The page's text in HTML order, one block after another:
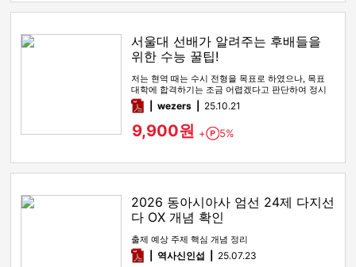
서울대 선배가 알려주는 후배들을
위한 수능 꿀팁!
저는 현역 때는 수시 전형을 목표로 하였으나, 목표
대학에 합격하기는 조금 어렵겠다고 판단하여 정시
전형을 노리며 재수를 시…
pdfwezers 25.10.21
9,900원 + Point
5%
2026 동아시아사 엄선 24제 다지선
다 OX 개념 확인
출제 예상 주제 핵심 개념 정리
pdf역사신인섭 25.07.23